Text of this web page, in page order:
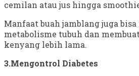
cemilan atau jus hingga
Manfaat buah jamblang juga
metabolisme tubuh dan
kenyang lebih lama.
3.Mengontrol Diabetes